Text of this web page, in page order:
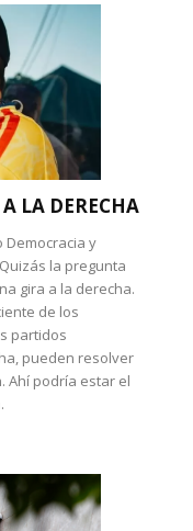
LA DERECHA
Democracia y
la pregunta
gira a la derecha.
de los
partidos
pueden resolver
Ahí podría estar el